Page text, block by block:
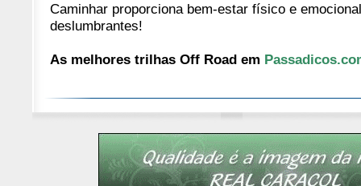
Caminhar proporciona bem-estar físico e
deslumbrantes!
As melhores trilhas Off Road em